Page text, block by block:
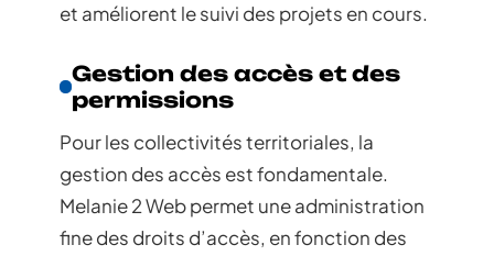
et améliorent le suivi des projets en cours.
Gestion des accès et des
permissions
Pour les collectivités territoriales, la
gestion des accès est fondamentale.
Melanie 2 Web permet une administration
fine des droits d’accès, en fonction des